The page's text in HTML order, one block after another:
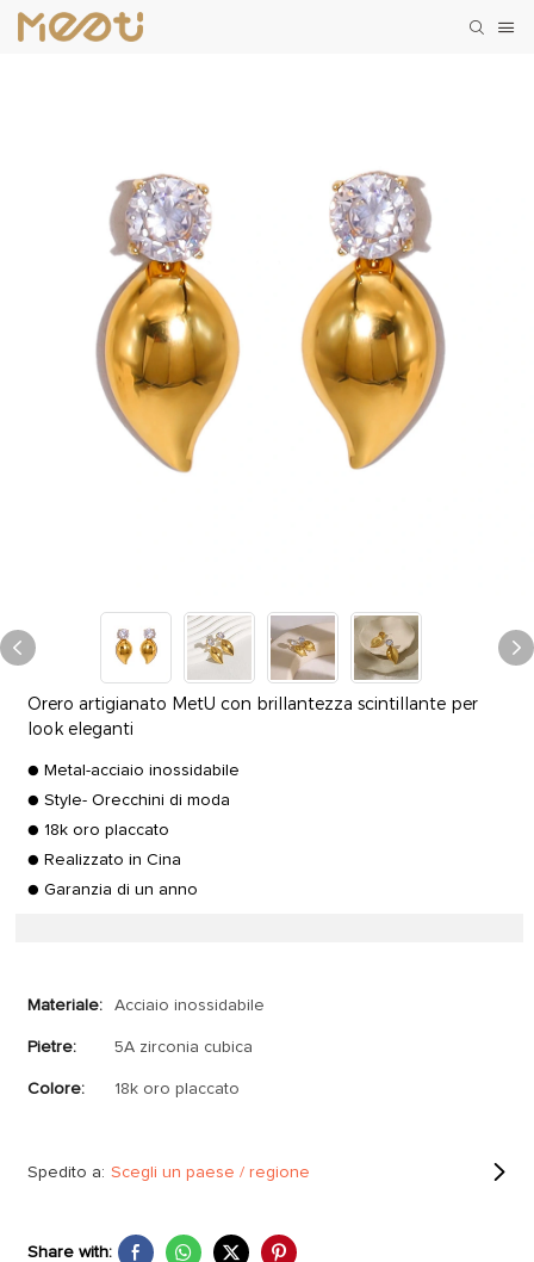
Orero artigianato MetU con brillantezza scintillante per
look eleganti
● Metal-acciaio inossidabile
● Style- Orecchini di moda
● 18k oro placcato
● Realizzato in Cina
● Garanzia di un anno
Materiale: Acciaio inossidabile
Pietre: 5A zirconia cubica
Colore: 18k oro placcato
Spedito a: Scegli un paese / regione
Share with: